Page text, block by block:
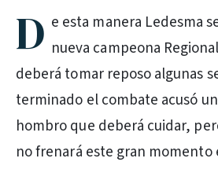
D e esta manera Ledesma
nueva campeona
deberá tomar reposo algunas
terminado el combate acusó
hombro que deberá cuidar,
no frenará este gran momento